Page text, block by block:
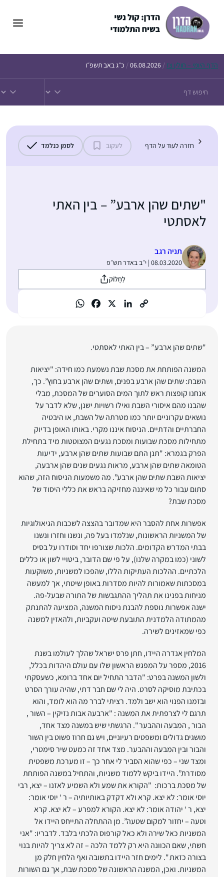
הדף היומי – חולין צז /
06.08.2026
/ כ״ג באב תשפ״ו
חזרה לעוד על הדף לעקוב לסמן כנלמד
"שתים שהן ארבע” – בין האתי
לאסתטי
תניה רגב
08.03.2020 | י״ב באדר תש״פ
לַחֲלוֹק
"שתים שהן ארבע” – בין האתי לאסתטי.
המשנה הפותחת את מסכת שבת נשמעת כמו חידה: "יציאות
השבת: שתים שהן ארבע בפנים, ושתים שהן ארבע בחוץ”. כך,
אנחנו קופצות ראש לתוך המים הסוערים של המסכת, מבלי
שהבנו מהם איסורי השבת ואילו רשויות ישנן, שלא לדבר על
נושאים עקרוניים יותר כמו מטרתה של השבת, או היבטיה
החברתיים והדתיים. הניסוח איננו מקרי. באותו האופן בדיוק
מתחילות מסכת שבועות ומסכת נגעים המצוטטות מיד בתחילת
הפרק בגמרא: "תנן התם שבועות שתים שהן ארבע, ידיעות
הטומאה שתים שהן ארבע, מראות נגעים שנים שהן ארבעה,
יציאות השבת שתים שהן ארבע”. מה משמעות הניסוח הזה, שהוא
סתום עבור כל מי שאיננה מחזיקה בראש את כללי היסוד של
מסכת שבת?
אפשרות אחת להסבר היא שמדובר בהצצה לשכבות הגיאולוגיות
של המשניות הראשונות, שנלמדו בעל פה, ונשנו וחזרו ונשנו
בבתי המדרש הקדומים. הלכות שצורפו יחד וסודרו על בסיס
לשוני (כמו במקרה שלנו), על פי שם הדובר, ביטויי לשון או כללים
הלכתיים. ההלכות העתיקות הללו, שהפכו למשניות, משוקעות
במסכתות שאמורות להיות מסדרות באופן שיטתי, אך למעשה
מניחות בפנינו את תהליך ההתגבשות של התורה שבעל-פה.
ישנה אפשרות נוספת להבנת ניסוח המשנה, המציעה להתנתק
מהמתודה הלמדנית התובעת שיטה ועקביות, ולהאזין למשנה
כפי שמאזינים לשירה.
המלחין אנדרה היידו, חתן פרס ישראל שהלך לעולמו בשנת
2016, מספר על המפגש הראשון שלו עם עולם היהדות בכלל,
ולשון המשנה בפרט: "הדבר התחיל יום אחד ברומא, כשעסקתי
בכתיבת מוסיקה לסרט. היה לי שם חבר דתי, שהיה עורך הסרט
ובזמנו הפנוי הוא ישב ולמד. רציתי לברר מה הוא לומד, והוא
תרגם לי לצרפתית את המשנה : "ארבעה אבות נזיקין – השור ,
הבור , המבעה וההבער ". הרגשתי שיש במשנה מצד אחד,
מושגים גדולים ומשפטים רעיוניים, ויש גם חרוז פשוט בין השור
והבור ובין המבעה וההבער. מצד אחד זה כמעט שיר סימטרי,
ומצד שני – כפי שהוא הסביר לי אחר כך – זו מערכת משפטית
מסודרת”. היידו ביקש ללמוד משניות, והתחיל במשנה הפותחת
של מסכת ברכות: "הקורא את שמע ולא השמיע לאזנו – יצא, רבי
יוסי אומר: לא יצא. קרא ולא דקדק באותיותיה – ר ‘ יוסי אומר:
יצא, ר ‘ יהודה אומר: לא יצא. הקורא למפרע – לא יצא. קרא
וטעה – יחזור למקום שטעה”. מן ההתחלה התייחס היידו אל
המשניות כאל שירה ולא כאל קורפוס הלכתי בלבד. לדבריו: "אני
חשתי, שאם הכוונה היא רק ללמד הלכה – זה לא צריך להיות בנוי
בצורה כזאת ". לימים חזר היידו בתשובה ואף הלחין חלק מן
המשניות. ואכן, המשנה הראשונה של מסכת שבת, אך גם השורות